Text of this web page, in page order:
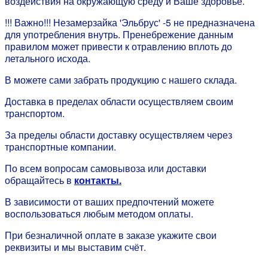
!!! Важно!!! Незамерзайка 'Эльбрус' -5 не предназначена
для употребления внутрь. Пренебрежение данным
правилом может привести к отравлению вплоть до
летального исхода.
В можете сами забрать продукцию с нашего склада.
Доставка в пределах области осуществляем своим
транспортом.
За пределы области доставку осуществляем через
транспортные компании.
По всем вопросам самовывоза или доставки
обращайтесь в контакты.
В зависимости от ваших предпочтений можете
воспользоваться любым методом оплаты.
При безналичной оплате в заказе укажите свои
реквизиты и мы выставим счёт.